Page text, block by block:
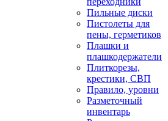
Пильные диски
Пистолеты для
пены, герметиков
Плашки и
плашкодержатели
Плиткорезы,
крестики, СВП
Правило, уровни
Разметочный
инвентарь